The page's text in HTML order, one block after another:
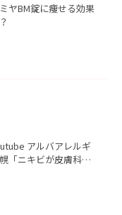
ヤBM錠に痩せる効果
アルバアレルギ
「ニキビが皮膚科で